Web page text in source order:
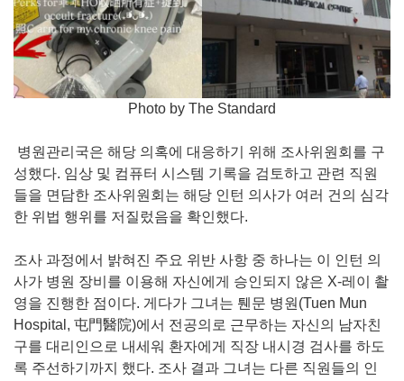
Photo by The Standard
병원관리국은 해당 의혹에 대응하기 위해 조사위원회를 구
성했다. 임상 및 컴퓨터 시스템 기록을 검토하고 관련 직원
들을 면담한 조사위원회는 해당 인턴 의사가 여러 건의 심각
한 위법 행위를 저질렀음을 확인했다.
조사 과정에서 밝혀진 주요 위반 사항 중 하나는 이 인턴 의
사가 병원 장비를 이용해 자신에게 승인되지 않은 X-레이 촬
영을 진행한 점이다. 게다가 그녀는 퉨문 병원(Tuen Mun
Hospital, 屯門醫院)에서 전공의로 근무하는 자신의 남자친
구를 대리인으로 내세워 환자에게 직장 내시경 검사를 하도
록 주선하기까지 했다. 조사 결과 그녀는 다른 직원들의 인